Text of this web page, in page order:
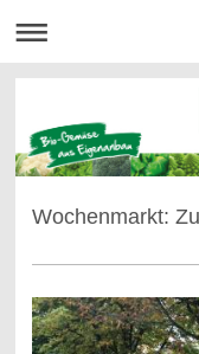
Wochenmarkt: